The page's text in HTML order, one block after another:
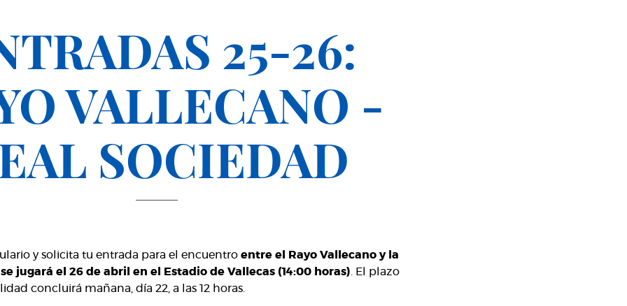
25-26:
VALLECANO -
SOCIEDAD
y solicita tu entrada para el encuentro entre el Rayo Vallecano y la
jugará el 26 de abril en el Estadio de Vallecas (14:00 horas) . El plazo
concluirá mañana, día 22, a las 12 horas.